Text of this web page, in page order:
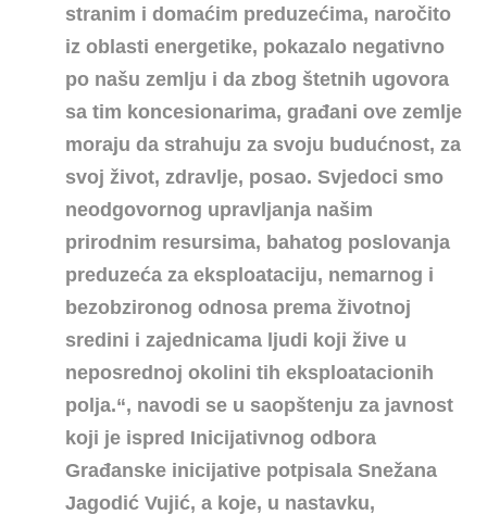
stranim i domaćim preduzećima, naročito
iz oblasti energetike, pokazalo negativno
po našu zemlju i da zbog štetnih ugovora
sa tim koncesionarima, građani ove zemlje
moraju da strahuju za svoju budućnost, za
svoj život, zdravlje, posao. Svjedoci smo
neodgovornog upravljanja našim
prirodnim resursima, bahatog poslovanja
preduzeća za eksploataciju, nemarnog i
bezobzironog odnosa prema životnoj
sredini i zajednicama ljudi koji žive u
neposrednoj okolini tih eksploatacionih
polja.“, navodi se u saopštenju za javnost
koji je ispred Inicijativnog odbora
Građanske inicijative potpisala Snežana
Jagodić Vujić, a koje, u nastavku,